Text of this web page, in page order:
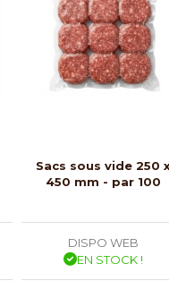
Sacs sous vide 250
450 mm - par 100
DISPO WEB
EN STOCK !